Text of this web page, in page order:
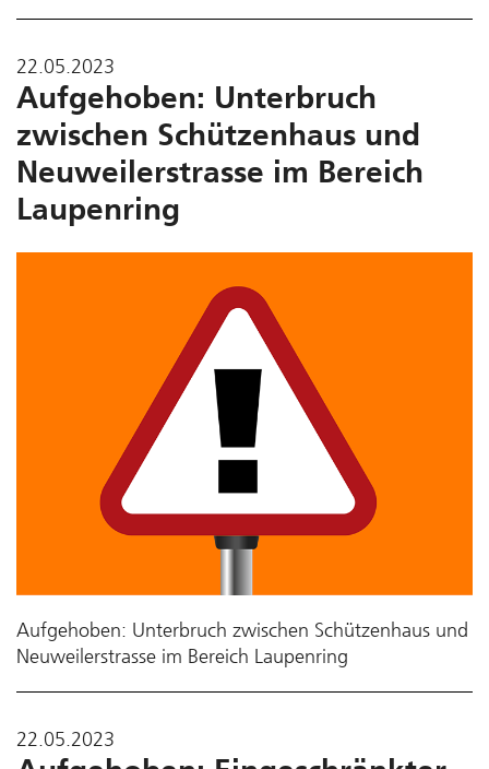
22.05.2023
Aufgehoben: Unterbruch
zwischen Schützenhaus und
Neuweilerstrasse im Bereich
Laupenring
Aufgehoben: Unterbruch zwischen Schützenhaus und
Neuweilerstrasse im Bereich Laupenring
22.05.2023